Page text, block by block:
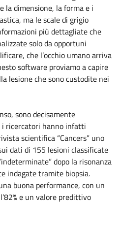
la dimensione, la forma e i
ma le scale di grigio
più dettagliate che
solo da opportuni
che l’occhio umano arriva
software proviamo a capire
lesione che sono custodite nei
sono decisamente
i ricercatori hanno infatti
scientifica “Cancers” uno
dati di 155 lesioni classificate
dopo la risonanza
indagate tramite biopsia.
buona performance, con un
e un valore predittivo